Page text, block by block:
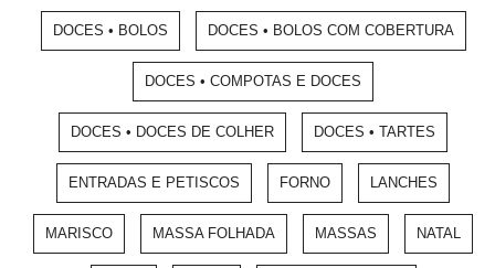
DOCES • BOLOS DOCES • BOLOS COM COBERTURA
DOCES • COMPOTAS E DOCES
DOCES • DOCES DE COLHER DOCES • TARTES
ENTRADAS E PETISCOS FORNO LANCHES
MARISCO MASSA FOLHADA MASSAS NATAL